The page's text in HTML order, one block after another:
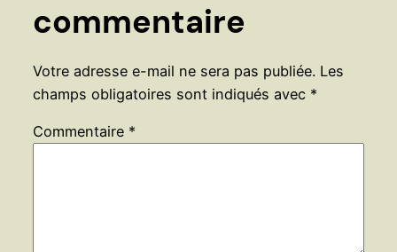
commentaire
Votre adresse e-mail ne sera pas publiée. Les
champs obligatoires sont indiqués avec *
Commentaire *